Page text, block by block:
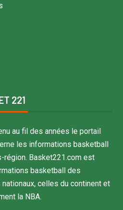
221
au fil des années le portail
les informations basketball
région. Basket221.com est
basketball des
celles du continent et
la NBA.